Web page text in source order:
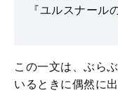
『ユルスナー
この一文は、ぶら
いるときに偶然に